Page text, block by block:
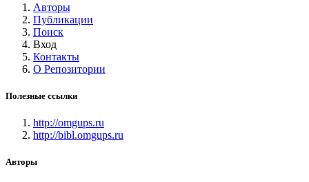
Авторы
Публикации
Поиск
Вход
Контакты
О Репозитории
Полезные ссылки
http://omgups.ru
http://bibl.omgups.ru
Авторы